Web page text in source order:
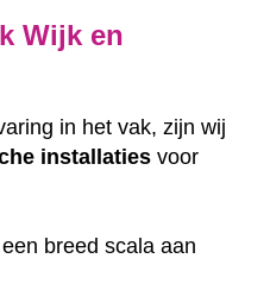
Wijk en
in het vak, zijn wij
installaties voor
breed scala aan